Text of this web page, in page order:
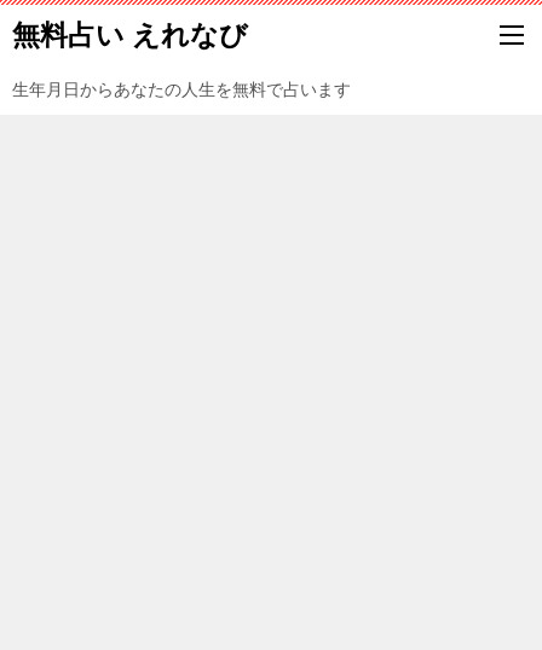
無料占い えれなび
生年月日からあなたの人生を無料で占います